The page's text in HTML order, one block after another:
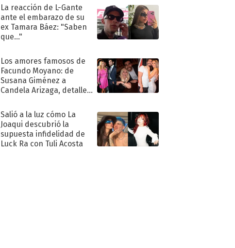
La reacción de L-Gante
ante el embarazo de su
ex Tamara Báez: "Saben
que..."
Los amores famosos de
Facundo Moyano: de
Susana Giménez a
Candela Arizaga, detalles
sentimental
Salió a la luz cómo La
Joaqui descubrió la
supuesta infidelidad de
Luck Ra con Tuli Acosta